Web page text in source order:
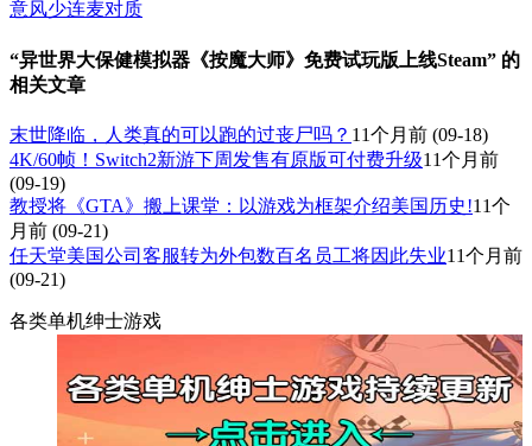
意风少连麦对质
“异世界大保健模拟器《按魔大师》免费试玩版上线Steam” 的
相关文章
末世降临，人类真的可以跑的过丧尸吗？ 11个月前 (09-18)
4K/60帧！Switch2新游下周发售有原版可付费升级11个月前
(09-19)
教授将《GTA》搬上课堂：以游戏为框架介绍美国历史!11个
月前 (09-21)
任天堂美国公司客服转为外包数百名员工将因此失业11个月前
(09-21)
各类单机绅士游戏